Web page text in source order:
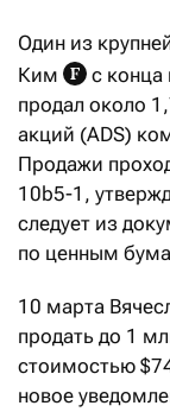
Один из
Ким
с конца
продал около
акций (ADS)
Продажи
10b5-1,
следует из
по ценным
10 марта
продать до 1
стоимостью
новое